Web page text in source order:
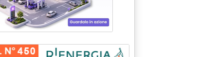
PER IDROELETTRICO'